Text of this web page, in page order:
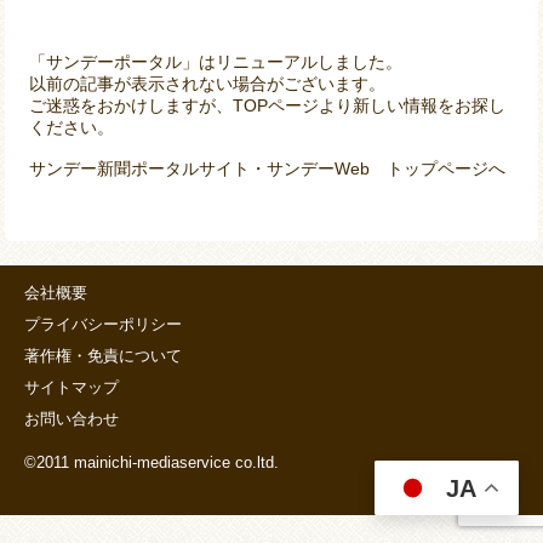
「サンデーポータル」はリニューアルしました。
以前の記事が表示されない場合がございます。
ご迷惑をおかけしますが、TOPページより新しい情報をお探し
ください。
サンデー新聞ポータルサイト・サンデーWeb トップページへ
会社概要
プライバシーポリシー
著作権・免責について
サイトマップ
お問い合わせ
©2011 mainichi-mediaservice co.ltd.
JA